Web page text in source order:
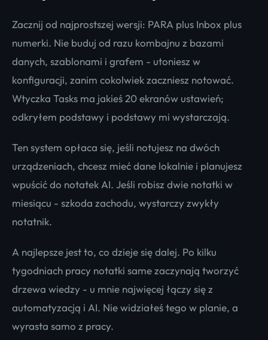
Zacznij od najprostszej wersji: PARA plus Inbox plus
numerki. Nie buduj od razu kombajnu z bazami
danych, szablonami i grafem - utoniesz w
konfiguracji, zanim cokolwiek zaczniesz notować.
Wtyczka Tasks ma jakieś 20 ekranów ustawień;
odkryłem podstawy i podstawy mi wystarczają.
Ten system opłaca się, jeśli notujesz na dwóch
urządzeniach, chcesz mieć dane lokalnie i planujesz
wpuścić do notatek AI. Jeśli robisz dwie notatki w
miesiącu - szkoda zachodu, wystarczy zwykły
notatnik.
A najlepsze jest to, co dzieje się dalej. Po kilku
tygodniach pracy notatki same zaczynają tworzyć
drzewa wiedzy - u mnie najwięcej łączy się z
automatyzacją i AI. Nie widziałeś tego w planie, a
wyrasta samo z pracy.